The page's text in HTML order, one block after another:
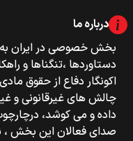
درباره ما
بخش خصوصی‌‌ در ایران به
دستاوردها ،تنگناها و
اکونگار دفاع از حقوق
چالش های غیرقانونی و
داده و می کوشد،
صدای فعالان این بخش ،